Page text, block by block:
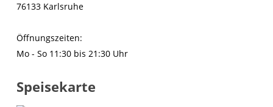
76133 Karlsruhe
Öffnungszeiten:
Mo - So 11:30 bis 21:30 Uhr
Speisekarte